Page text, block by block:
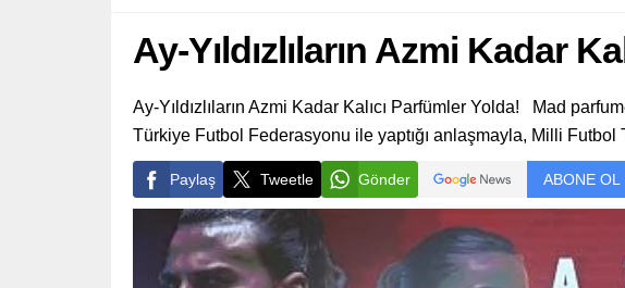
Ay-Yıldızlıların Azmi Kadar
Ay-Yıldızlıların Azmi Kadar Kalıcı Parfümler Yolda! Mad
Türkiye Futbol Federasyonu ile yaptığı anlaşmayla, Milli Futbol
Paylaş Tweetle Gönder ABONE OL